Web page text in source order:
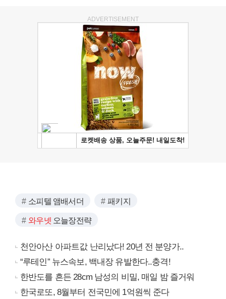
ADVERTISEMENT
소피텔 앰배서더 패키지
와우넷 오늘장전략
천안아산 아파트값 난리났다! 20년 전 분양가..
“루테인” 뉴스속보, 백내장 유발한다..충격!
한반도를 흔든 28cm 남성의 비밀, 매일 밤 즐거워
한국로또, 8월부터 전국민에 1억원씩 준다